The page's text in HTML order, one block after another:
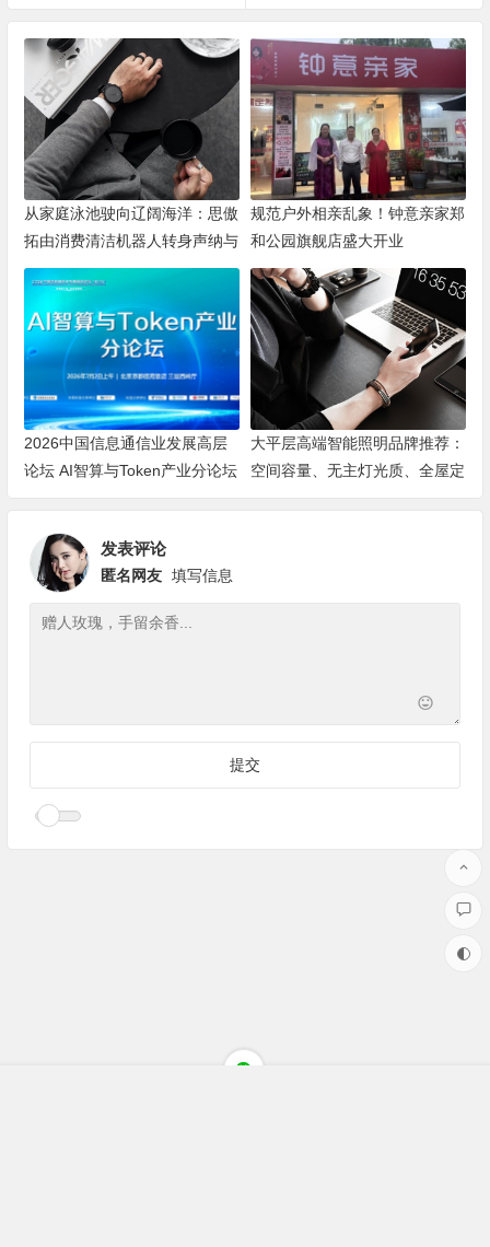
从家庭泳池驶向辽阔海洋：思傲
拓由消费清洁机器人转身声纳与
海洋机器人赛道
规范户外相亲乱象！钟意亲家郑
和公园旗舰店盛大开业
2026中国信息通信业发展高层
论坛 AI智算与Token产业分论坛
顺利举办
大平层高端智能照明品牌推荐：
空间容量、无主灯光质、全屋定
制、长期售后四个维度全解析
发表评论
匿名网友 填写信息